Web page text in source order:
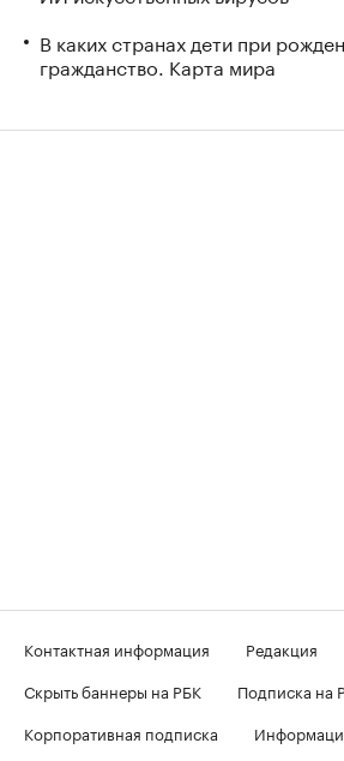
В каких странах дети при
гражданство. Карта мира
Контактная информация
Редакция
Скрыть баннеры на РБК
Подписка на
Корпоративная подписка